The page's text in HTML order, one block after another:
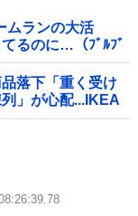
ムランの大活
るのに…（ﾌﾞﾙﾌﾞ
落下「重く受け
」が心配...IKEA